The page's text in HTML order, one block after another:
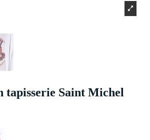
tapisserie Saint Michel